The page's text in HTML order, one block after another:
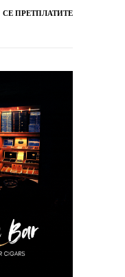
СЕ ПРЕТПЛАТИТЕ